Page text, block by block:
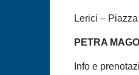
Lerici –
PETRA
Info e